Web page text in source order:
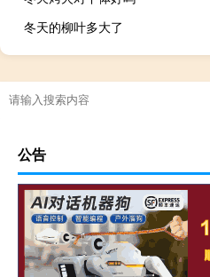
冬天的柳叶多大了
公告